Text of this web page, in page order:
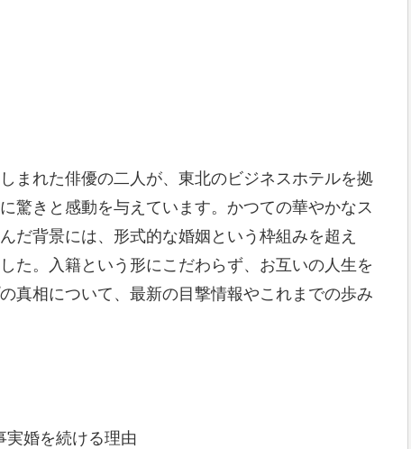
まれた俳優の二人が、東北のビジネスホテルを拠
驚きと感動を与えています。かつての華やかなス
だ背景には、形式的な婚姻という枠組みを超え
た。入籍という形にこだわらず、お互いの人生を
真相について、最新の目撃情報やこれまでの歩み
実婚を続ける理由